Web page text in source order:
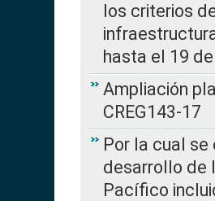
los criterios
hasta el 19
Ampliación
CREG143-17
Por la cual
desarrollo de
Pacífico